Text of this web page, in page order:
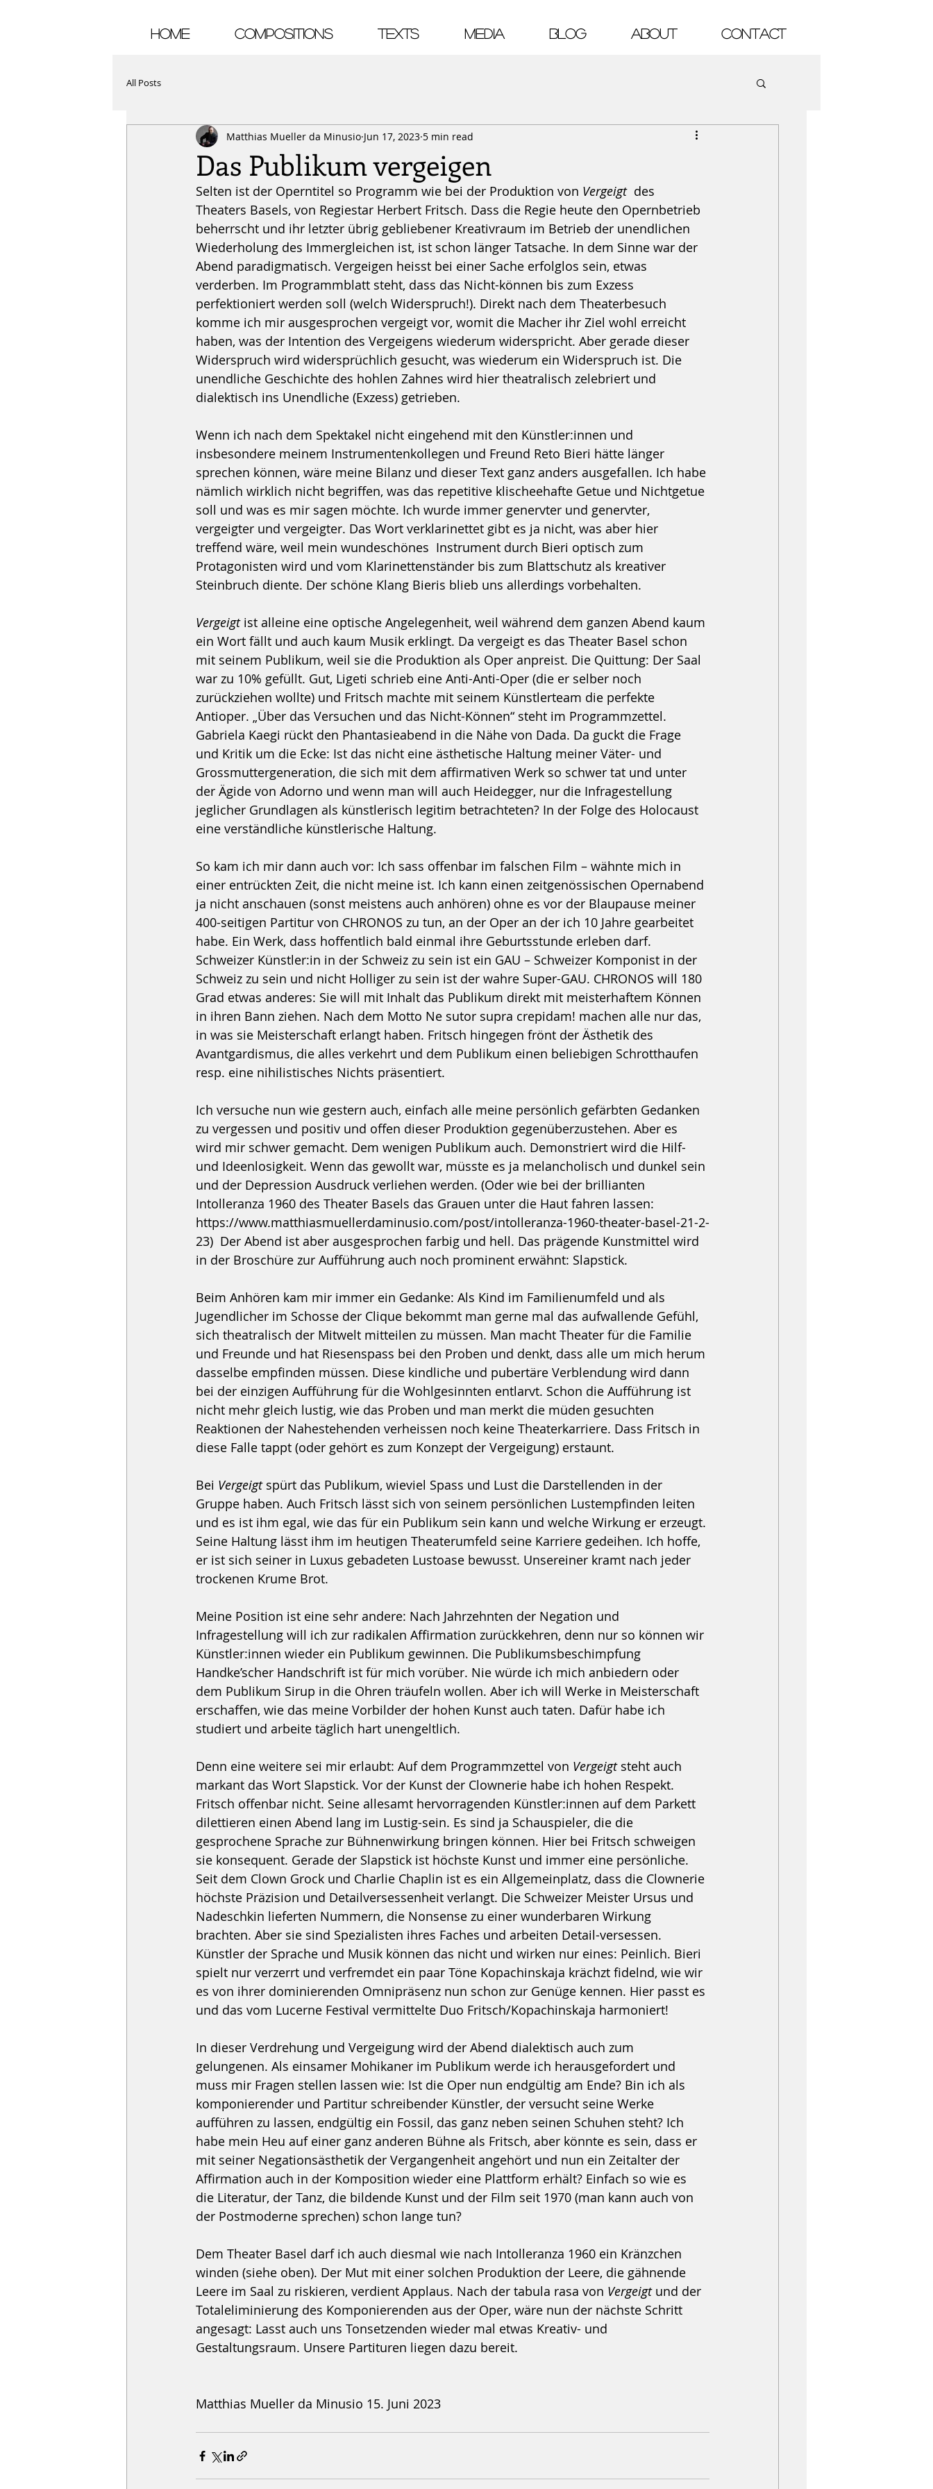
HOME COMPOSITIONS TEXTS MEDIA Blog ABOUT Contact
All Posts
Das Publikum vergeigen
Matthias Mueller da Minusio Jun 17, 2023 5 min read
Selten ist der Operntitel so Programm wie bei der Produktion von Vergeigt des
Theaters Basels, von Regiestar Herbert Fritsch. Dass die Regie heute den Opernbetrieb
beherrscht und ihr letzter übrig gebliebener Kreativraum im Betrieb der unendlichen
Wiederholung des Immergleichen ist, ist schon länger Tatsache. In dem Sinne war der
Abend paradigmatisch. Vergeigen heisst bei einer Sache erfolglos sein, etwas
verderben. Im Programmblatt steht, dass das Nicht-können bis zum Exzess
perfektioniert werden soll (welch Widerspruch!). Direkt nach dem Theaterbesuch
komme ich mir ausgesprochen vergeigt vor, womit die Macher ihr Ziel wohl erreicht
haben, was der Intention des Vergeigens wiederum widerspricht. Aber gerade dieser
Widerspruch wird widersprüchlich gesucht, was wiederum ein Widerspruch ist. Die
unendliche Geschichte des hohlen Zahnes wird hier theatralisch zelebriert und
dialektisch ins Unendliche (Exzess) getrieben.
Wenn ich nach dem Spektakel nicht eingehend mit den Künstler:innen und
insbesondere meinem Instrumentenkollegen und Freund Reto Bieri hätte länger
sprechen können, wäre meine Bilanz und dieser Text ganz anders ausgefallen. Ich habe
nämlich wirklich nicht begriffen, was das repetitive klischeehafte Getue und Nichtgetue
soll und was es mir sagen möchte. Ich wurde immer genervter und genervter,
vergeigter und vergeigter. Das Wort verklarinettet gibt es ja nicht, was aber hier
treffend wäre, weil mein wundeschönes  Instrument durch Bieri optisch zum
Protagonisten wird und vom Klarinettenständer bis zum Blattschutz als kreativer
Steinbruch diente. Der schöne Klang Bieris blieb uns allerdings vorbehalten.
Vergeigt ist alleine eine optische Angelegenheit, weil während dem ganzen Abend kaum
ein Wort fällt und auch kaum Musik erklingt. Da vergeigt es das Theater Basel schon
mit seinem Publikum, weil sie die Produktion als Oper anpreist. Die Quittung: Der Saal
war zu 10% gefüllt. Gut, Ligeti schrieb eine Anti-Anti-Oper (die er selber noch
zurückziehen wollte) und Fritsch machte mit seinem Künstlerteam die perfekte
Antioper. „Über das Versuchen und das Nicht-Können“ steht im Programmzettel.
Gabriela Kaegi rückt den Phantasieabend in die Nähe von Dada. Da guckt die Frage
und Kritik um die Ecke: Ist das nicht eine ästhetische Haltung meiner Väter- und
Grossmuttergeneration, die sich mit dem affirmativen Werk so schwer tat und unter
der Ägide von Adorno und wenn man will auch Heidegger, nur die Infragestellung
jeglicher Grundlagen als künstlerisch legitim betrachteten? In der Folge des Holocaust
eine verständliche künstlerische Haltung.
So kam ich mir dann auch vor: Ich sass offenbar im falschen Film – wähnte mich in
einer entrückten Zeit, die nicht meine ist. Ich kann einen zeitgenössischen Opernabend
ja nicht anschauen (sonst meistens auch anhören) ohne es vor der Blaupause meiner
400-seitigen Partitur von CHRONOS zu tun, an der Oper an der ich 10 Jahre gearbeitet
habe. Ein Werk, dass hoffentlich bald einmal ihre Geburtsstunde erleben darf.
Schweizer Künstler:in in der Schweiz zu sein ist ein GAU – Schweizer Komponist in der
Schweiz zu sein und nicht Holliger zu sein ist der wahre Super-GAU. CHRONOS will 180
Grad etwas anderes: Sie will mit Inhalt das Publikum direkt mit meisterhaftem Können
in ihren Bann ziehen. Nach dem Motto Ne sutor supra crepidam! machen alle nur das,
in was sie Meisterschaft erlangt haben. Fritsch hingegen frönt der Ästhetik des
Avantgardismus, die alles verkehrt und dem Publikum einen beliebigen Schrotthaufen
resp. eine nihilistisches Nichts präsentiert.
Ich versuche nun wie gestern auch, einfach alle meine persönlich gefärbten Gedanken
zu vergessen und positiv und offen dieser Produktion gegenüberzustehen. Aber es
wird mir schwer gemacht. Dem wenigen Publikum auch. Demonstriert wird die Hilf-
und Ideenlosigkeit. Wenn das gewollt war, müsste es ja melancholisch und dunkel sein
und der Depression Ausdruck verliehen werden. (Oder wie bei der brillianten
Intolleranza 1960 des Theater Basels das Grauen unter die Haut fahren lassen:
https://www.matthiasmuellerdaminusio.com/post/intolleranza-1960-theater-basel-21-2-
23)  Der Abend ist aber ausgesprochen farbig und hell. Das prägende Kunstmittel wird
in der Broschüre zur Aufführung auch noch prominent erwähnt: Slapstick.
Beim Anhören kam mir immer ein Gedanke: Als Kind im Familienumfeld und als
Jugendlicher im Schosse der Clique bekommt man gerne mal das aufwallende Gefühl,
sich theatralisch der Mitwelt mitteilen zu müssen. Man macht Theater für die Familie
und Freunde und hat Riesenspass bei den Proben und denkt, dass alle um mich herum
dasselbe empfinden müssen. Diese kindliche und pubertäre Verblendung wird dann
bei der einzigen Aufführung für die Wohlgesinnten entlarvt. Schon die Aufführung ist
nicht mehr gleich lustig, wie das Proben und man merkt die müden gesuchten
Reaktionen der Nahestehenden verheissen noch keine Theaterkarriere. Dass Fritsch in
diese Falle tappt (oder gehört es zum Konzept der Vergeigung) erstaunt.
Bei Vergeigt spürt das Publikum, wieviel Spass und Lust die Darstellenden in der
Gruppe haben. Auch Fritsch lässt sich von seinem persönlichen Lustempfinden leiten
und es ist ihm egal, wie das für ein Publikum sein kann und welche Wirkung er erzeugt.
Seine Haltung lässt ihm im heutigen Theaterumfeld seine Karriere gedeihen. Ich hoffe,
er ist sich seiner in Luxus gebadeten Lustoase bewusst. Unsereiner kramt nach jeder
trockenen Krume Brot.
Meine Position ist eine sehr andere: Nach Jahrzehnten der Negation und
Infragestellung will ich zur radikalen Affirmation zurückkehren, denn nur so können wir
Künstler:innen wieder ein Publikum gewinnen. Die Publikumsbeschimpfung
Handke’scher Handschrift ist für mich vorüber. Nie würde ich mich anbiedern oder
dem Publikum Sirup in die Ohren träufeln wollen. Aber ich will Werke in Meisterschaft
erschaffen, wie das meine Vorbilder der hohen Kunst auch taten. Dafür habe ich
studiert und arbeite täglich hart unengeltlich.
Denn eine weitere sei mir erlaubt: Auf dem Programmzettel von Vergeigt steht auch
markant das Wort Slapstick. Vor der Kunst der Clownerie habe ich hohen Respekt.
Fritsch offenbar nicht. Seine allesamt hervorragenden Künstler:innen auf dem Parkett
dilettieren einen Abend lang im Lustig-sein. Es sind ja Schauspieler, die die
gesprochene Sprache zur Bühnenwirkung bringen können. Hier bei Fritsch schweigen
sie konsequent. Gerade der Slapstick ist höchste Kunst und immer eine persönliche.
Seit dem Clown Grock und Charlie Chaplin ist es ein Allgemeinplatz, dass die Clownerie
höchste Präzision und Detailversessenheit verlangt. Die Schweizer Meister Ursus und
Nadeschkin lieferten Nummern, die Nonsense zu einer wunderbaren Wirkung
brachten. Aber sie sind Spezialisten ihres Faches und arbeiten Detail-versessen.
Künstler der Sprache und Musik können das nicht und wirken nur eines: Peinlich. Bieri
spielt nur verzerrt und verfremdet ein paar Töne Kopachinskaja krächzt fidelnd, wie wir
es von ihrer dominierenden Omnipräsenz nun schon zur Genüge kennen. Hier passt es
und das vom Lucerne Festival vermittelte Duo Fritsch/Kopachinskaja harmoniert!
In dieser Verdrehung und Vergeigung wird der Abend dialektisch auch zum
gelungenen. Als einsamer Mohikaner im Publikum werde ich herausgefordert und
muss mir Fragen stellen lassen wie: Ist die Oper nun endgültig am Ende? Bin ich als
komponierender und Partitur schreibender Künstler, der versucht seine Werke
aufführen zu lassen, endgültig ein Fossil, das ganz neben seinen Schuhen steht? Ich
habe mein Heu auf einer ganz anderen Bühne als Fritsch, aber könnte es sein, dass er
mit seiner Negationsästhetik der Vergangenheit angehört und nun ein Zeitalter der
Affirmation auch in der Komposition wieder eine Plattform erhält? Einfach so wie es
die Literatur, der Tanz, die bildende Kunst und der Film seit 1970 (man kann auch von
der Postmoderne sprechen) schon lange tun?
Dem Theater Basel darf ich auch diesmal wie nach Intolleranza 1960 ein Kränzchen
winden (siehe oben). Der Mut mit einer solchen Produktion der Leere, die gähnende
Leere im Saal zu riskieren, verdient Applaus. Nach der tabula rasa von Vergeigt und der
Totaleliminierung des Komponierenden aus der Oper, wäre nun der nächste Schritt
angesagt: Lasst auch uns Tonsetzenden wieder mal etwas Kreativ- und
Gestaltungsraum. Unsere Partituren liegen dazu bereit.
Matthias Mueller da Minusio 15. Juni 2023